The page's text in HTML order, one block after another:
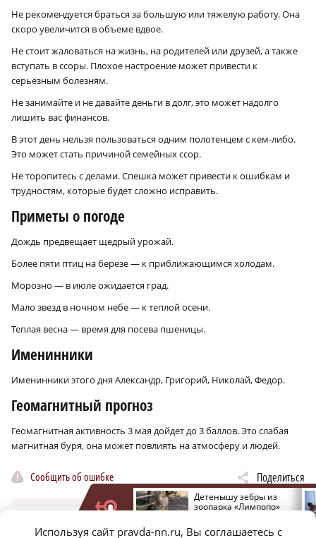
Не рекомендуется браться за большую или тяжелую работу. Она
скоро увеличится в объеме вдвое.
Не стоит жаловаться на жизнь, на родителей или друзей, а также
вступать в ссоры. Плохое настроение может привести к
серьёзным болезням.
Не занимайте и не давайте деньги в долг, это может надолго
лишить вас финансов.
В этот день нельзя пользоваться одним полотенцем с кем-либо.
Это может стать причиной семейных ссор.
Не торопитесь с делами. Спешка может привести к ошибкам и
трудностям, которые будет сложно исправить.
Приметы о погоде
Дождь предвещает щедрый урожай.
Более пяти птиц на березе — к приближающимся холодам.
Морозно — в июле ожидается град.
Мало звезд в ночном небе — к теплой осени.
Теплая весна — время для посева пшеницы.
Именинники
Именинники этого дня Александр, Григорий, Николай, Федор.
Геомагнитный прогноз
Геомагнитная активность 3 мая дойдет до 3 баллов. Это слабая
магнитная буря, она может повлиять на атмосферу и людей.
Сообщить об ошибке Поделиться
Нижегородцам показали
обновленную стеллу в
Детенышу зебры из
зоопарка «Лимпопо»
Используя сайт pravda-nn.ru, Вы соглашаетесь с